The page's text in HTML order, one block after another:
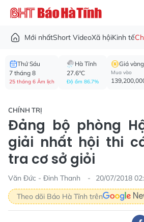
Mới nhấtShort VideoXã hộiKinh tế
Thứ Sáu
7 tháng 8
25 tháng 6 Âm lịch
Hà Tĩnh
27.6°C
Độ ẩm 86.7%
Giá vàng
Mua vào
CHÍNH TRỊ
Đảng bộ phòng
giải nhất hội thi
tra cơ sở giỏi
Văn Đức - Đinh Thanh
20/07/2018
Theo dõi Báo Hà Tĩnh trên